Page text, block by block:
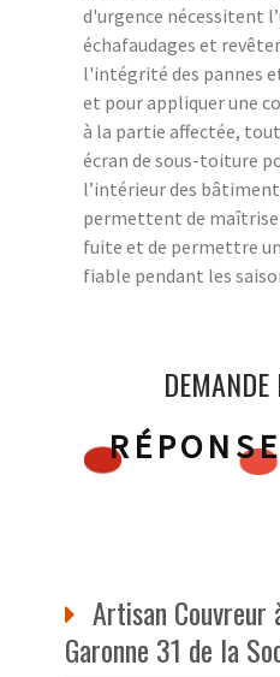
d'urgence nécessitent
échafaudages et
l'intégrité des pannes
et pour appliquer une
à la partie affectée,
écran de sous-toiture
l’intérieur des
permettent de
fuite et de permettre
fiable pendant les
Artisan Couvreur
Garonne 31 de la